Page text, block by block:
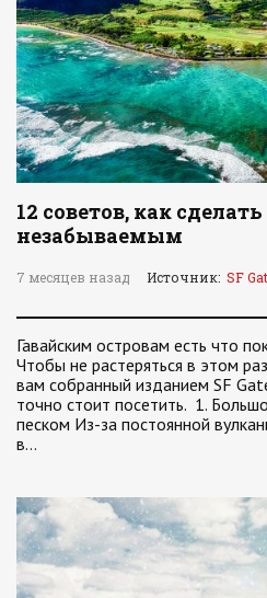
12 советов, как
незабываемым
7 месяцев назад Источник: SF
Гавайским островам есть что
Чтобы не растеряться в этом
вам собранный изданием SF
точно стоит посетить. 1.
песком Из-за постоянной
в…